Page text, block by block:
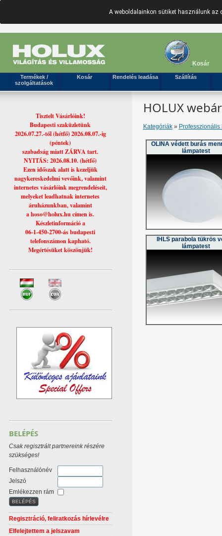
A weboldalainkon sütiket használunk
Kosár
Termékek /
szolgáltatások
Kosár Rendelés leadása Szállítás
HOLUX
Kategóriák»
OLINA védett burás
lámpatest
IHLS parabola tükrös
lámpatest
Tisztelt Vásárlóink!
Budapesti szaküzletünk
2026.07.27.-től (hétfő) 2026.08.07.-ig
(péntek)
szabadság miatt ZÁRVA tart.
NYITÁS: 2026.08.10. (hétfő)
Ezen időszak alatt is kezeljük
nagykereskedelmi vevőink, valamint
internetes vásárlóink megrendeléseit,
melyeket leadhatnak internetes
áruházunkban, valamint
a hoso@holux.hu címen is.
Készletinformáció a
06-1-450-2700-ás budapesti
telefonszámon kapható.
Megértésüket köszönjük!
BELÉPÉS
Csak regisztrált partnereink részére
szükséges!
Felhasználónév
Jelszó
Emlékezzen rám
Regisztráció, feliratkozás hírlevélre
Elfelejtettem a jelszavam